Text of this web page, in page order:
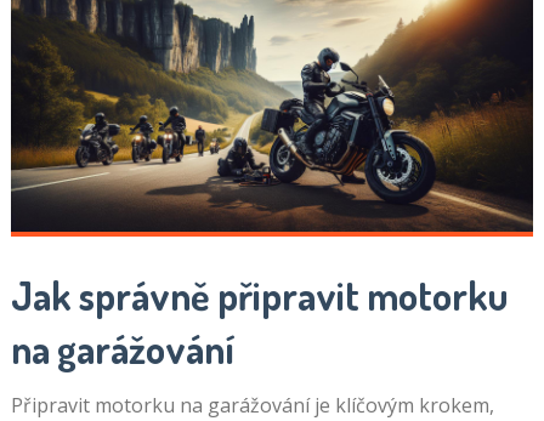
Jak správně připravit motorku
na garážování
Připravit motorku na garážování je klíčovým krokem,